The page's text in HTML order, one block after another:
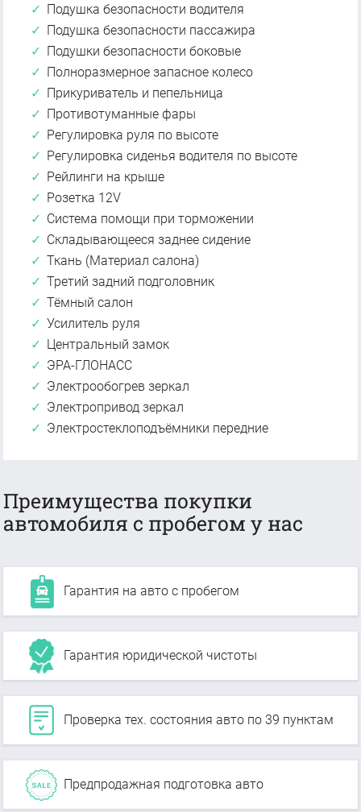
Подушка безопасности водителя
Подушка безопасности пассажира
Подушки безопасности боковые
Полноразмерное запасное колесо
Прикуриватель и пепельница
Противотуманные фары
Регулировка руля по высоте
Регулировка сиденья водителя по высоте
Рейлинги на крыше
Розетка 12V
Система помощи при торможении
Складывающееся заднее сидение
Ткань (Материал салона)
Третий задний подголовник
Тёмный салон
Усилитель руля
Центральный замок
ЭРА-ГЛОНАСС
Электрообогрев зеркал
Электропривод зеркал
Электростеклоподъёмники передние
Преимущества покупки
автомобиля с пробегом у нас
Гарантия на авто с пробегом
Гарантия юридической чистоты
Проверка тех. состояния авто по 39 пунктам
Предпродажная подготовка авто